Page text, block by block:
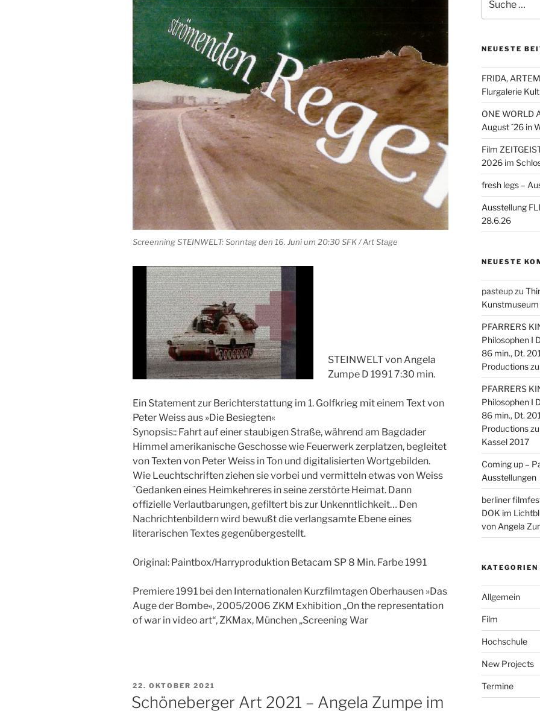
Screenning STEINWELT: Sonntag den 16. Juni um 20:30 SFK / Art Stage
STEINWELT von Angela
Zumpe D 1991 7:30 min.
Ein Statement zur Berichterstattung im 1. Golfkrieg mit einem Text von
Peter Weiss aus »Die Besiegten«
Synopsis:: Fahrt auf einer staubigen Straße, während am Bagdader
Himmel amerikanische Geschosse wie Feuerwerk zerplatzen, begleitet
von Texten von Peter Weiss in Ton und digitalisierten Wortgebilden.
Wie Leuchtschriften ziehen sie vorbei und vermitteln etwas von Weiss
´Gedanken eines Heimkehreres in seine zerstörte Heimat. Dann
offizielle Verlautbarungen, gefiltert bis zur Unkenntlichkeit… Den
Nachrichtenbildern wird bewußt die verlangsamte Ebene eines
literarischen Textes gegenübergestellt.
Original: Paintbox/Harryproduktion Betacam SP 8 Min. Farbe 1991
Premiere 1991 bei den Internationalen Kurzfilmtagen Oberhausen »Das
Auge der Bombe«, 2005/2006 ZKM Exhibition „On the representation
of war in video art“, ZKMax, München „Screening War
VERÖFFENTLICHT
AM
22. OKTOBER 2021
Schöneberger Art 2021 – Angela Zumpe im
nach:
NEUESTE
FRIDA,
Flurgalerie
ONE WORLD
August ´26 in
Film
2026 im
fresh legs –
Ausstellung
28.6.26
NEUESTE
pasteupzu
Kunstmuseum
PFARRERS
Philosophen I
86 min., Dt.
Productions
PFARRERS
Philosophen I
86 min., Dt.
Productions
Kassel 2017
Coming up –
Ausstellungen
berliner
DOK im
von Angela
KATEGORIEN
Allgemein
Film
Hochschule
New Projects
Termine